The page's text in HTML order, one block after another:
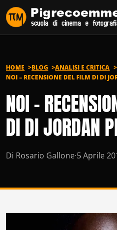
Vai al contenuto
HOME BLOG
ANALISI E CRITICA
NOI – RECENSIONE DEL FILM DI DI
NOI –
DI DI JORDAN
Di Rosario Gallone·5 Aprile